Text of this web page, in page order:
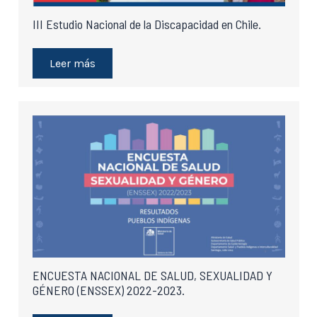
III Estudio Nacional de la Discapacidad en Chile.
Leer más
ENCUESTA NACIONAL DE SALUD, SEXUALIDAD Y
GÉNERO (ENSSEX) 2022-2023.